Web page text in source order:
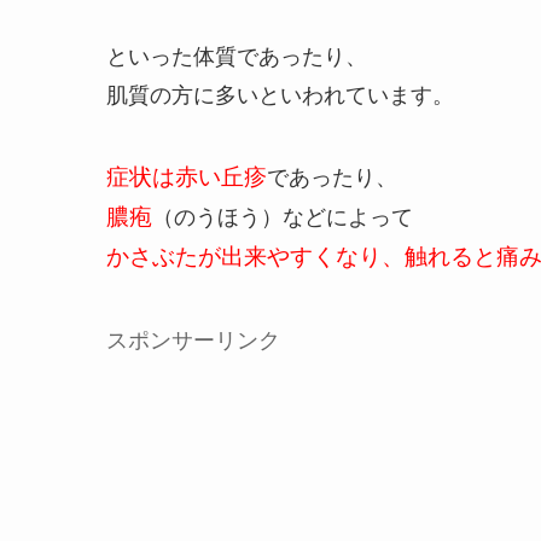
といった体質であったり、
肌質の方に多いといわれています。
症状は赤い丘疹であったり、
膿疱 （のうほう）などによって
かさぶたが出来やすくなり、触れると痛
スポンサーリンク